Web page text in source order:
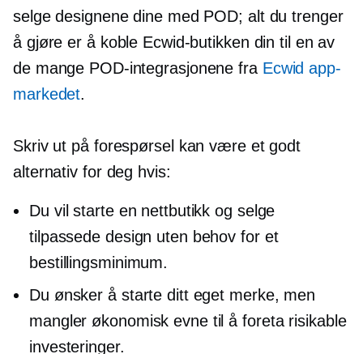
selge designene dine med POD; alt du trenger
å gjøre er å koble Ecwid-butikken din til en av
de mange POD-integrasjonene fraEcwid app-
markedet.
Skriv ut på forespørsel kan være et godt
alternativ for deg hvis:
Du vil starte en nettbutikk og selge
tilpassede design uten behov for et
bestillingsminimum.
Du ønsker å starte ditt eget merke, men
mangler økonomisk evne til å foreta risikable
investeringer.